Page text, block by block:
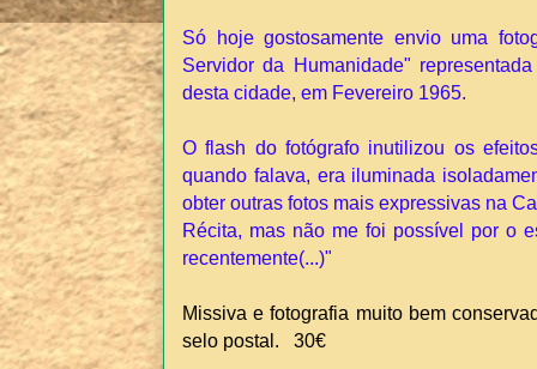
Só hoje gostosamente envio uma
Servidor da Humanidade"
desta cidade, em Fevereiro 1965.
O flash do fotógrafo inutilizou os
quando falava, era iluminada
obter outras fotos mais expressivas na
Récita, mas não me foi possível por o
recentemente(...)"
Missiva e fotografia muito bem
selo postal. 30€